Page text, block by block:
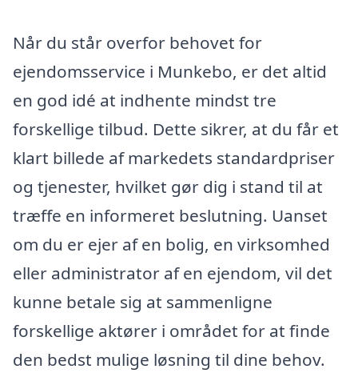
Når du står overfor behovet for
ejendomsservice i Munkebo, er det altid
en god idé at indhente mindst tre
forskellige tilbud. Dette sikrer, at du får et
klart billede af markedets standardpriser
og tjenester, hvilket gør dig i stand til at
træffe en informeret beslutning. Uanset
om du er ejer af en bolig, en virksomhed
eller administrator af en ejendom, vil det
kunne betale sig at sammenligne
forskellige aktører i området for at finde
den bedst mulige løsning til dine behov.